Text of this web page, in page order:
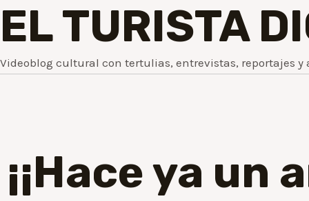
EL TURISTA
Videoblog cultural con tertulias, entrevistas, reportajes y
¡¡Hace ya un